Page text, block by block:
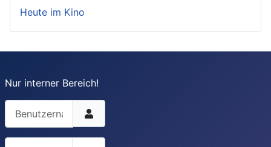
Heute im Kino
Nur interner Bereich!
Passwort